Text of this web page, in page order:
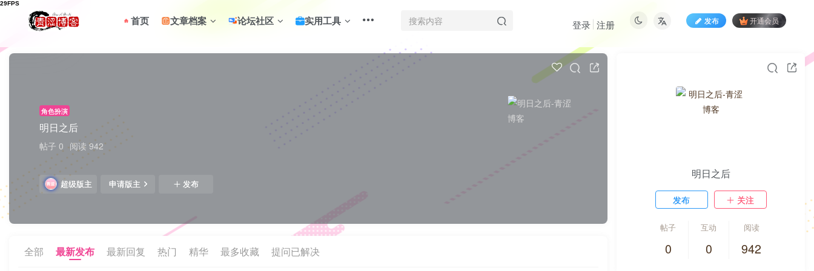
首页 文章档案 论坛社区 实用工具 发布 开通会员
登录 注册
角色扮演
明日之后
帖子 0 阅读 942
超级版主 申请版主 发布
全部 最新发布 最新回复 热门 精华 最多收藏 提问已解决
明日之后
发布 关注
帖子
0
互动
0
阅读
942